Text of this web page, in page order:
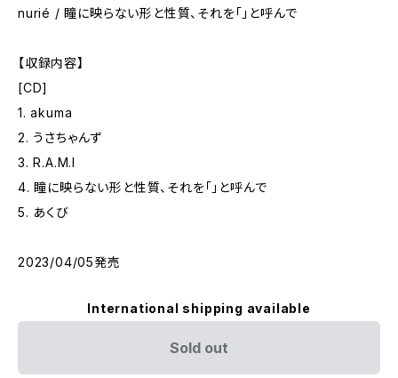
nurié / 瞳に映らない形と性質、それを「」と呼んで
【収録内容】
[CD]
1. akuma
2. うさちゃんず
3. R.A.M.I
4. 瞳に映らない形と性質、それを「」と呼んで
5. あくび
2023/04/05発売
International shipping available
Sold out